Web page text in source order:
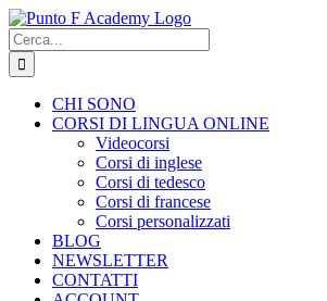
Salta
al
contenuto
Cerca
per:
CHI SONO
CORSI DI LINGUA ONLINE
Videocorsi
Corsi di inglese
Corsi di tedesco
Corsi di francese
Corsi personalizzati
BLOG
NEWSLETTER
CONTATTI